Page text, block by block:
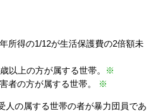
所得の1/12が生活保護費の2倍額未
以上の方が属する世帯。
※
者の方が属する世帯。
※
人の属する世帯の者が暴力団員であ